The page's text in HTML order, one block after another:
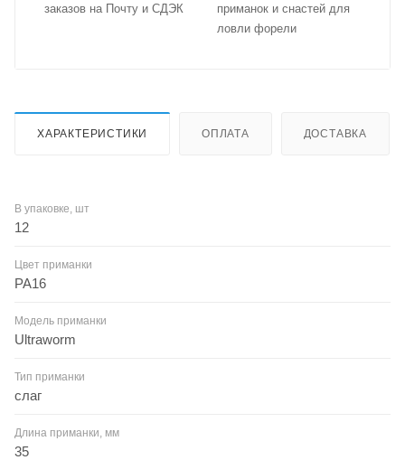
заказов на Почту и СДЭК
приманок и снастей для
ловли форели
ХАРАКТЕРИСТИКИ ОПЛАТА ДОСТАВКА
В упаковке, шт
12
Цвет приманки
PA16
Модель приманки
Ultraworm
Тип приманки
слаг
Длина приманки, мм
35